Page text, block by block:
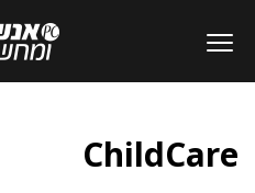
ChildCare